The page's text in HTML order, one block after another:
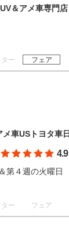
＆アメ車専門
ー フェア
車USトヨタ車
4.9
第４週の火曜日
ー フェア